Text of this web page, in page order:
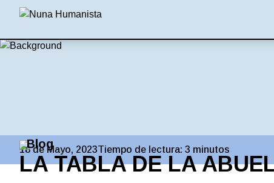
Blog
LA TABLA DE LA
18 de Mayo, 2023Tiempo de lectura: 3 minutos